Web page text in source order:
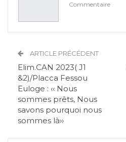
Commentaire
ARTICLE PRÉCÉDENT
Elim.CAN 2023( J1
&2)/Placca Fessou
Euloge : ‹‹ Nous
sommes prêts, Nous
savons pourquoi nous
sommes là››